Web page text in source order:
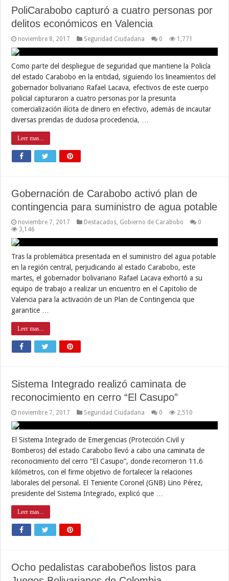
PoliCarabobo capturó a cuatro personas por
delitos económicos en Valencia
noviembre 8, 2017 Seguridad Ciudadana 0 1,771
Como parte del despliegue de seguridad que mantiene la Policía
del estado Carabobo en la entidad, siguiendo los lineamientos del
gobernador bolivariano Rafael Lacava, efectivos de este cuerpo
policial capturaron a cuatro personas por la presunta
comercialización ilícita de dinero en efectivo, además de incautar
diversas prendas de dudosa procedencia, …
Leer mas...
Gobernación de Carabobo activó plan de
contingencia para suministro de agua potable
noviembre 7, 2017 Destacados Gobierno de Carabobo
0
3,146
Tras la problemática presentada en el suministro del agua potable
en la región central, perjudicando al estado Carabobo, este
martes, el gobernador bolivariano Rafael Lacava exhortó a su
equipo de trabajo a realizar un encuentro en el Capitolio de
Valencia para la activación de un Plan de Contingencia que
garantice …
Leer mas...
Sistema Integrado realizó caminata de
reconocimiento en cerro “El Casupo”
noviembre 7, 2017 Seguridad Ciudadana 0 2,510
El Sistema Integrado de Emergencias (Protección Civil y
Bomberos) del estado Carabobo llevó a cabo una caminata de
reconocimiento del cerro “El Casupo”, donde recorrieron 11.6
kilómetros, con el firme objetivo de fortalecer la relaciones
laborales del personal. El Teniente Coronel (GNB) Lino Pérez,
presidente del Sistema Integrado, explicó que …
Leer mas...
Ocho pedalistas carabobeños listos para